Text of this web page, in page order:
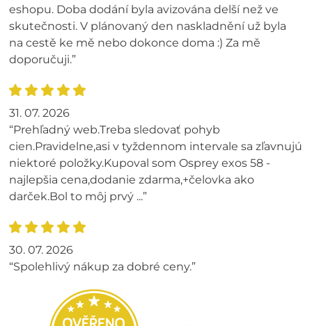
eshopu. Doba dodání byla avizována delší než ve
skutečnosti. V plánovaný den naskladnění už byla
na cestě ke mě nebo dokonce doma :) Za mě
doporučuji.”
31. 07. 2026
“Prehľadný web.Treba sledovať pohyb
cien.Pravidelne,asi v tyždennom intervale sa zľavnujú
niektoré položky.Kupoval som Osprey exos 58 -
najlepšia cena,dodanie zdarma,+čelovka ako
darček.Bol to môj prvý ...”
30. 07. 2026
“Spolehlivý nákup za dobré ceny.”